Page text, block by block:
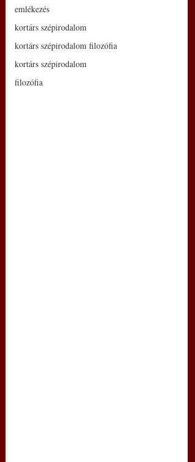
emlékezés
kortárs szépirodalom
kortárs szépirodalom filozófia
kortárs szépirodalom
filozófia